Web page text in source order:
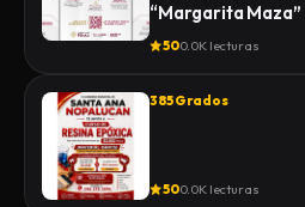
“Margarita Maza”
500.0K lecturas
385 Grados
500.0K lecturas